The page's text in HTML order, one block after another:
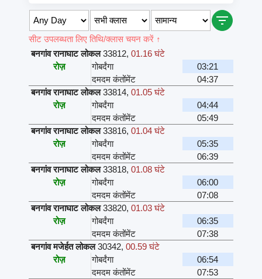
सीट उपलब्धता लिए तिथि/क्लास चयन करें ↑
बनगांव रानाघाट लोकल 33812, 01.16 घंटे
रोज़
गोबर्दंगा
03:21
दमदम कंतोंमेंट
04:37
बनगांव रानाघाट लोकल 33814, 01.05 घंटे
रोज़
गोबर्दंगा
04:44
दमदम कंतोंमेंट
05:49
बनगांव रानाघाट लोकल 33816, 01.04 घंटे
रोज़
गोबर्दंगा
05:35
दमदम कंतोंमेंट
06:39
बनगांव रानाघाट लोकल 33818, 01.08 घंटे
रोज़
गोबर्दंगा
06:00
दमदम कंतोंमेंट
07:08
बनगांव रानाघाट लोकल 33820, 01.03 घंटे
रोज़
गोबर्दंगा
06:35
दमदम कंतोंमेंट
07:38
बनगांव मजेर्हत लोकल 30342, 00.59 घंटे
रोज़
गोबर्दंगा
06:54
दमदम कंतोंमेंट
07:53